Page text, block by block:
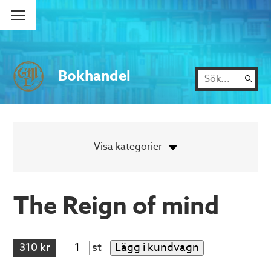
Bokhandel
The Reign of mind
310 kr st Lägg i kundvagn